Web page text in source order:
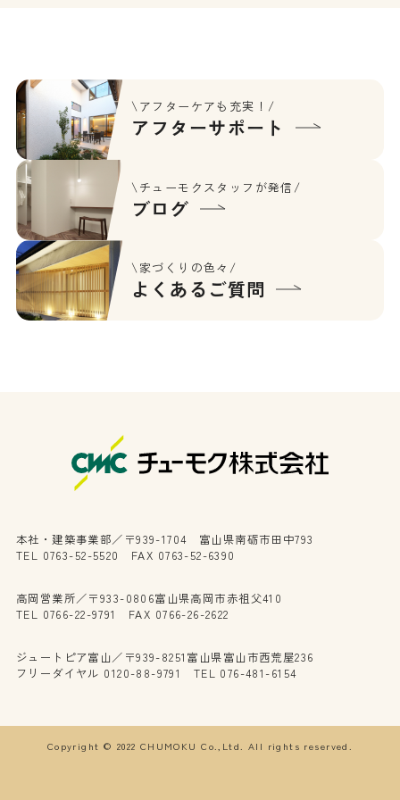
\アフターケアも充実！/
アフターサポート
\チューモクスタッフが発信/
ブログ
\家づくりの色々/
よくあるご質問
本社・建築事業部／〒939-1704 富山県南砺市田中793
TEL 0763-52-5520 FAX 0763-52-6390
高岡営業所／〒933-0806富山県高岡市赤祖父410
TEL 0766-22-9791 FAX 0766-26-2622
ジュートピア富山／〒939-8251富山県富山市西荒屋236
フリーダイヤル 0120-88-9791 TEL 076-481-6154
Copyright © 2022 CHUMOKU Co.,Ltd. All rights reserved.